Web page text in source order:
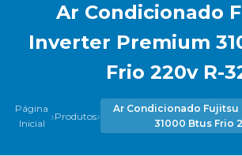
Ar Condicionado
Inverter Premium
Frio 220v R-
Página
Inicial ›Produtos›
Ar Condicionado Fujitsu
31000 Btus Frio